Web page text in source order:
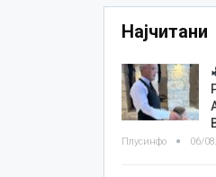
Најчитани
Плусинфо 06/